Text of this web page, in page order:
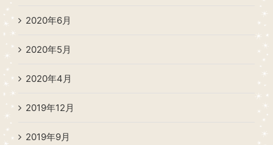
2020年6月
2020年5月
2020年4月
2019年12月
2019年9月